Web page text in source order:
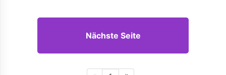
Nächste Seite